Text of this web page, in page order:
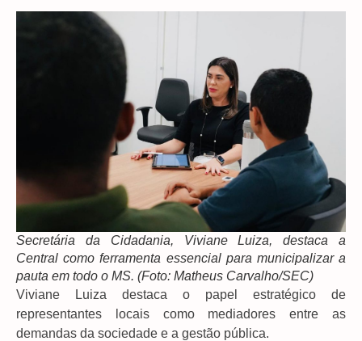
Secretária da Cidadania, Viviane Luiza, destaca a
Central como ferramenta essencial para municipalizar a
pauta em todo o MS. (Foto: Matheus Carvalho/SEC)
Viviane Luiza destaca o papel estratégico de
representantes locais como mediadores entre as
demandas da sociedade e a gestão pública.